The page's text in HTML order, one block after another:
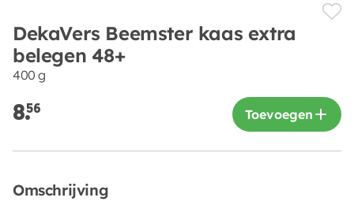
DekaVers Beemster kaas extra
belegen 48+
400 g
8.56 Toevoegen
Omschrijving